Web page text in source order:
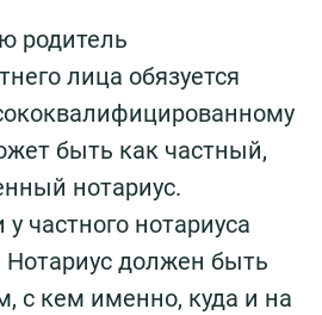
родитель
лица обязуется
быть как частный,
нотариус.
частного нотариуса
должен быть
с кем именно, куда и на